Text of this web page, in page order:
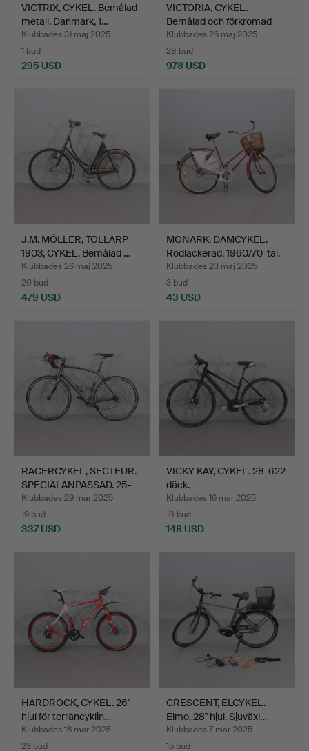
VICTRIX, CYKEL. Bemålad
metall. Danmark, 1…
Klubbades 31 maj 2025
1 bud
295 USD
VICTORIA, CYKEL.
Bemålad och förkromad
met…
Klubbades 26 maj 2025
28 bud
978 USD
J.M. MÖLLER, TOLLARP
1903, CYKEL. Bemålad …
Klubbades 26 maj 2025
20 bud
479 USD
MONARK, DAMCYKEL.
Rödlackerad. 1960/70-tal.
Klubbades 23 maj 2025
3 bud
43 USD
RACERCYKEL, SECTEUR.
SPECIALANPASSAD. 25-
6…
Klubbades 29 mar 2025
19 bud
337 USD
VICKY KAY, CYKEL. 28-622
däck.
Klubbades 16 mar 2025
18 bud
148 USD
HARDROCK, CYKEL. 26"
hjul för terräncyklin…
Klubbades 16 mar 2025
23 bud
CRESCENT, ELCYKEL.
Elmo. 28" hjul. Sjuväxl…
Klubbades 7 mar 2025
15 bud